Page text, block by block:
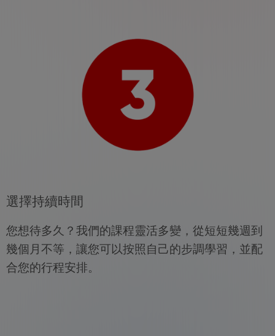
選擇持續時間
您想待多久？我們的課程靈活多變，從短短幾週到
幾個月不等，讓您可以按照自己的步調學習，並配
合您的行程安排。